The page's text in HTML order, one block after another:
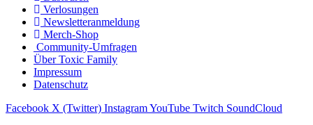
Verlosungen
Newsletteranmeldung
Merch-Shop
Community-Umfragen
Über Toxic Family
Impressum
Datenschutz
Facebook X (Twitter) InstagramYouTube Twitch SoundCloud